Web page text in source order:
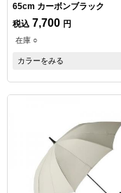
65cm カーボンブラック
税込 7,700 円
在庫 ○
カラーをみる